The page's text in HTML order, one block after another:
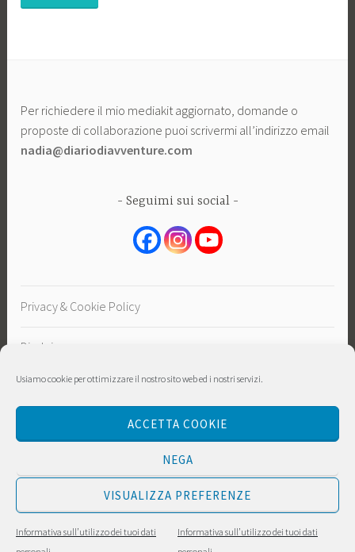
Usiamo cookie per ottimizzare il nostro sito web ed i nostri servizi.
ACCETTA COOKIE
NEGA
VISUALIZZA PREFERENZE
Informativa sull’utilizzo dei tuoi dati
Informativa sull’utilizzo dei tuoi dati
Per richiedere il mio mediakit aggiornato, domande o
proposte di collaborazione puoi scrivermi all’indirizzo email
nadia@diariodiavventure.com
Seguimi sui social
Privacy & Cookie Policy
Disclaimer